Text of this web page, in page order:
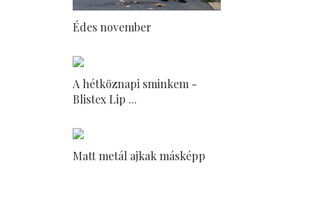
Édes november
A hétköznapi sminkem -
Blistex Lip ...
Matt metál ajkak másképp